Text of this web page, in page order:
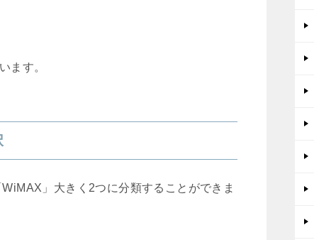
ます。
」大きく2つに分類することができま